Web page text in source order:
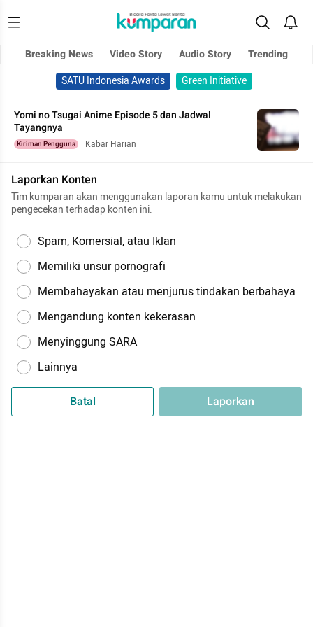
Breaking News Video Story Audio Story
Trending
SATU Indonesia Awards
Green Initiative
Yomi no Tsugai Anime Episode 5 dan Jadwal
Tayangnya
Kiriman Pengguna Kabar Harian
Laporkan Konten
Tim kumparan akan menggunakan laporan kamu untuk melakukan
pengecekan terhadap konten ini.
Spam, Komersial, atau Iklan
Memiliki unsur pornografi
Membahayakan atau menjurus tindakan berbahaya
Mengandung konten kekerasan
Menyinggung SARA
Lainnya
Batal Laporkan